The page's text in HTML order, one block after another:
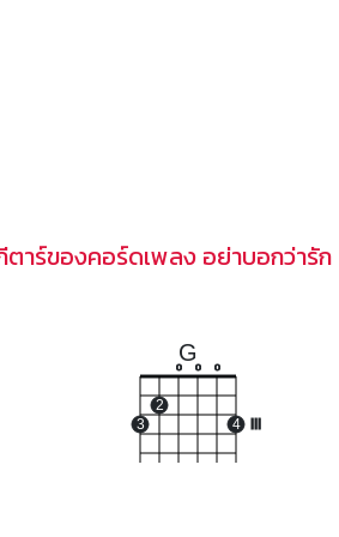
าร์ของคอร์ดเพลง อย่าบอกว่ารัก
G
3
2
o o o
4